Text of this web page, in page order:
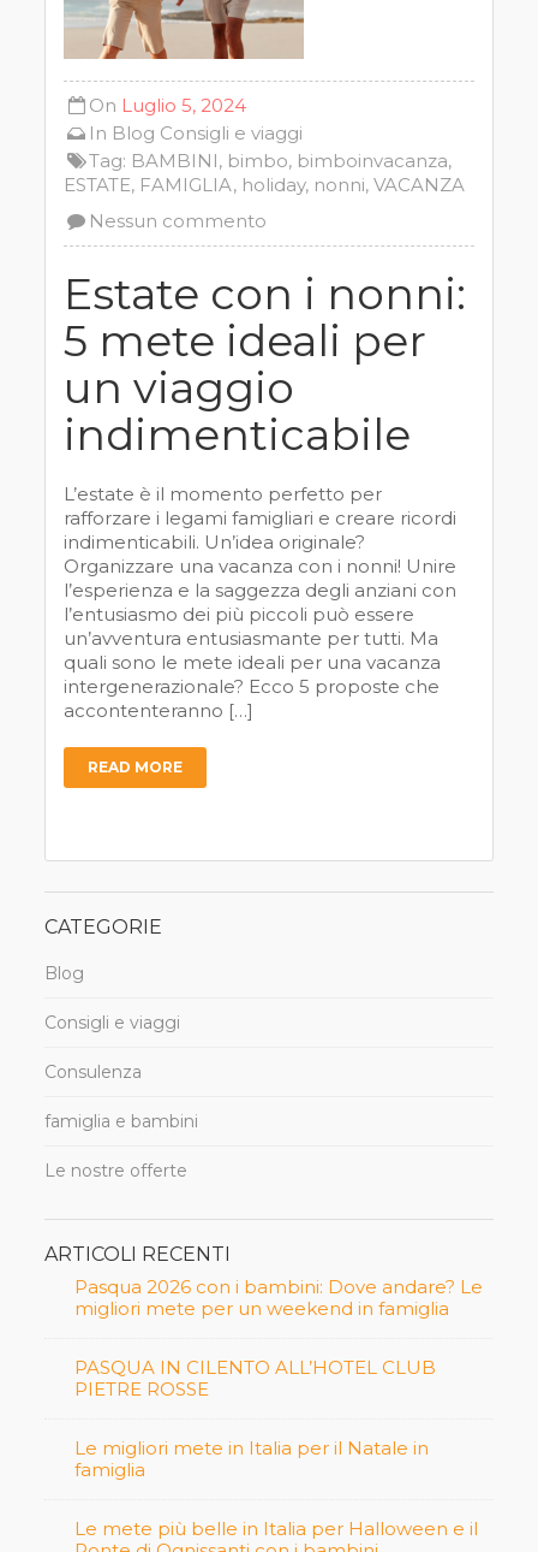
On Luglio 5, 2024
In Blog Consigli e viaggi
Tag: BAMBINI, bimbo, bimboinvacanza,
ESTATE, FAMIGLIA, holiday, nonni,VACANZA
Nessun commento
Estate con i nonni:
5 mete ideali per
un viaggio
indimenticabile
L’estate è il momento perfetto per
rafforzare i legami famigliari e creare ricordi
indimenticabili. Un’idea originale?
Organizzare una vacanza con i nonni! Unire
l’esperienza e la saggezza degli anziani con
l’entusiasmo dei più piccoli può essere
un’avventura entusiasmante per tutti. Ma
quali sono le mete ideali per una vacanza
intergenerazionale? Ecco 5 proposte che
accontenteranno […]
READ MORE
CATEGORIE
Blog
Consigli e viaggi
Consulenza
famiglia e bambini
Le nostre offerte
ARTICOLI RECENTI
Pasqua 2026 con i bambini: Dove andare? Le
migliori mete per un weekend in famiglia
PASQUA IN CILENTO ALL’HOTEL CLUB
PIETRE ROSSE
Le migliori mete in Italia per il Natale in
famiglia
Le mete più belle in Italia per Halloween e il